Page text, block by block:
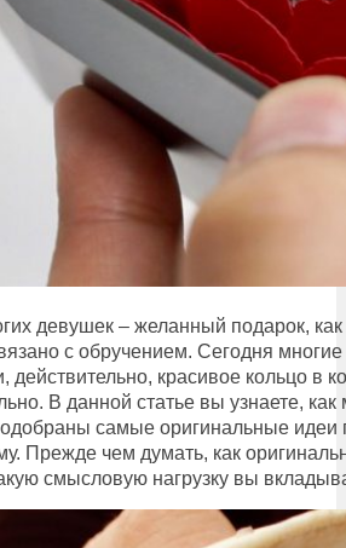
девушек – желанный подарок,
с обручением. Сегодня
действительно, красивое кольцо в
В данной статье вы узнаете,
самые оригинальные идеи
Прежде чем думать, как
смысловую нагрузку вы